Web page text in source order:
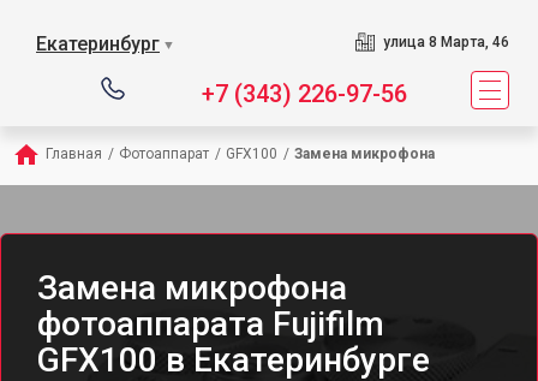
Екатеринбург ▼ улица 8 Марта, 46
+7 (343) 226-97-56
Главная / Фотоаппарат / GFX100 / Замена микрофона
Замена микрофона
фотоаппарата Fujifilm
GFX100 в Екатеринбурге